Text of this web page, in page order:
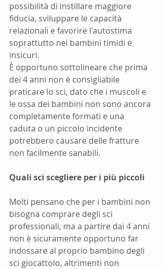
possibilità di instillare maggiore
fiducia, sviluppare le capacità
relazionali e favorire l'autostima
soprattutto nei bambini timidi e
insicuri.
È opportuno sottolineare che prima
dei 4 anni non è consigliabile
praticare lo sci, dato che i muscoli e
le ossa dei bambini non sono ancora
completamente formati e una
caduta o un piccolo incidente
potrebbero causare delle fratture
non facilmente sanabili.
Quali sci scegliere per i più piccoli
Molti pensano che per i bambini non
bisogna comprare degli sci
professionali, ma a partire dai 4 anni
non è sicuramente opportuno far
indossare al proprio bambino degli
sci giocattolo, altrimenti non